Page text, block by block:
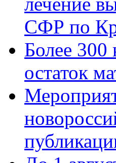
СФР по
Более 300
остаток